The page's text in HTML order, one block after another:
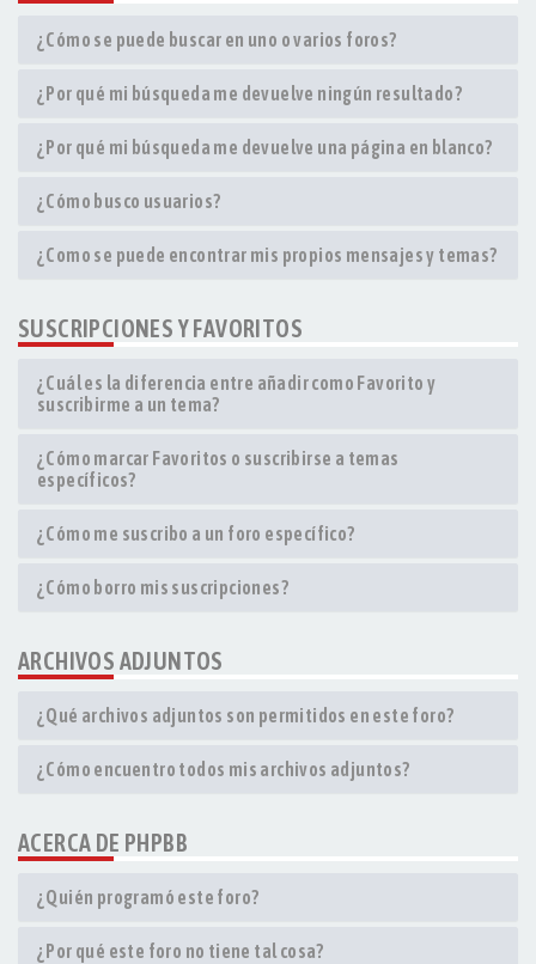
¿Cómo se puede buscar en uno o varios foros?
¿Por qué mi búsqueda me devuelve ningún resultado?
¿Por qué mi búsqueda me devuelve una página en blanco?
¿Cómo busco usuarios?
¿Como se puede encontrar mis propios mensajes y temas?
SUSCRIPCIONES Y FAVORITOS
¿Cuál es la diferencia entre añadir como Favorito y
suscribirme a un tema?
¿Cómo marcar Favoritos o suscribirse a temas
específicos?
¿Cómo me suscribo a un foro específico?
¿Cómo borro mis suscripciones?
ARCHIVOS ADJUNTOS
¿Qué archivos adjuntos son permitidos en este foro?
¿Cómo encuentro todos mis archivos adjuntos?
ACERCA DE PHPBB
¿Quién programó este foro?
¿Por qué este foro no tiene tal cosa?